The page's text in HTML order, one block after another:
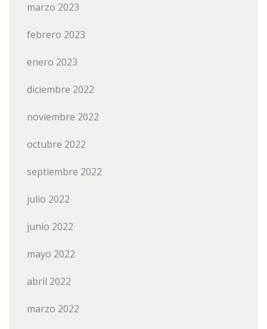
marzo 2023
febrero 2023
enero 2023
diciembre 2022
noviembre 2022
octubre 2022
septiembre 2022
julio 2022
junio 2022
mayo 2022
abril 2022
marzo 2022